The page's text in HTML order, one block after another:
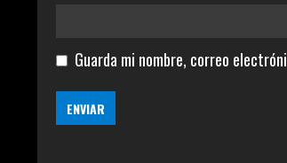
Guarda mi nombre, correo